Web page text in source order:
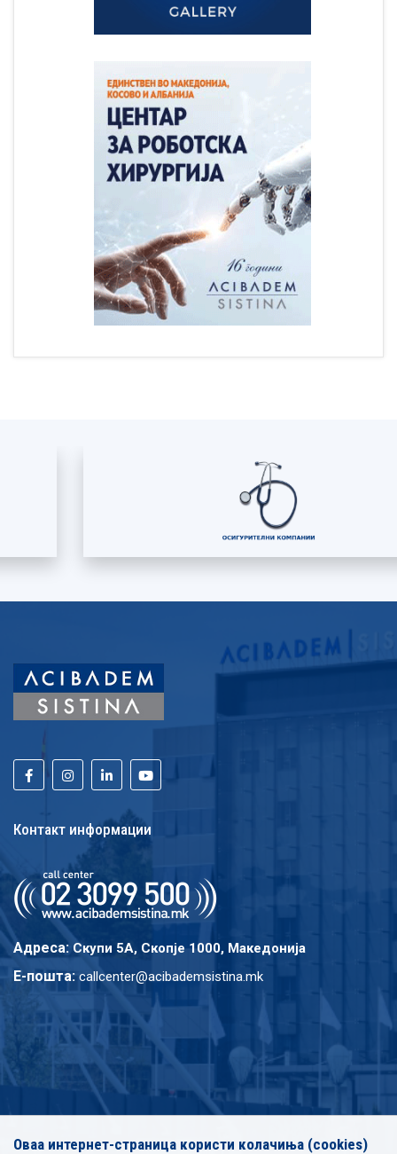
Контакт информации
Адреса: Скупи 5A, Скопје 1000, Македонија
E-пошта: callcenter@acibademsistina.mk
Оваа интернет-страница користи колачиња (cookies)